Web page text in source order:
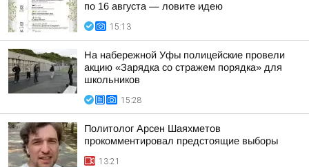
по 16 августа — ловите идею
15:13
На набережной Уфы полицейские провели
акцию «Зарядка со стражем порядка» для
школьников
15:28
Политолог Арсен Шаяхметов
прокомментировал предстоящие выборы
13:21